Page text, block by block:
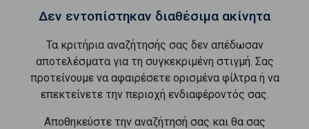
Δεν εντοπίστηκαν διαθέσιμα ακίνητα
Τα κριτήρια αναζήτησής σας δεν απέδωσαν
αποτελέσματα για τη συγκεκριμένη στιγμή. Σας
προτείνουμε να αφαιρέσετε ορισμένα φίλτρα ή να
επεκτείνετε την περιοχή ενδιαφέροντός σας.
Αποθηκεύστε την αναζήτησή σας και θα σας